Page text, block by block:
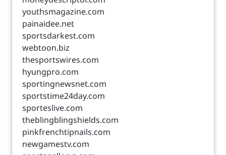
youthsmagazine.com
painaidee.net
sportsdarkest.com
webtoon.biz
thesportswires.com
hyungpro.com
sportingnewsnet.com
sportstime24day.com
sporteslive.com
theblingblingshields.com
pinkfrenchtipnails.com
newgamestv.com